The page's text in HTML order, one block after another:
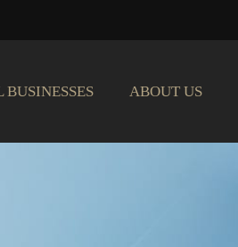
BUSINESSES ABOUT US